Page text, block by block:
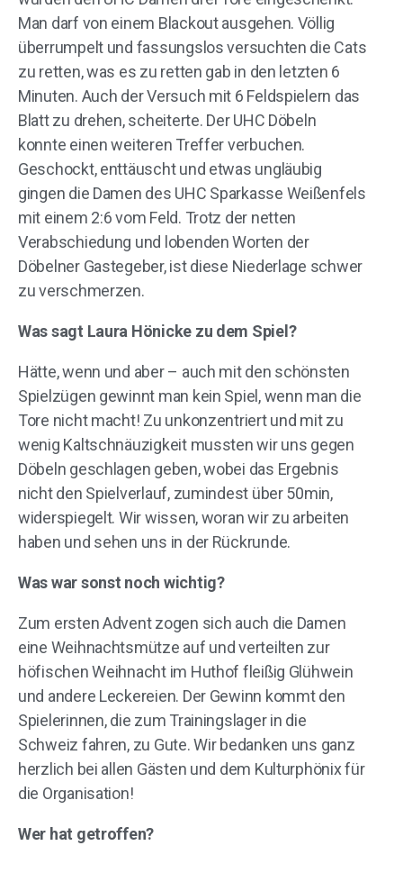
Man darf von einem Blackout ausgehen. Völlig
überrumpelt und fassungslos versuchten die Cats
zu retten, was es zu retten gab in den letzten 6
Minuten. Auch der Versuch mit 6 Feldspielern das
Blatt zu drehen, scheiterte. Der UHC Döbeln
konnte einen weiteren Treffer verbuchen.
Geschockt, enttäuscht und etwas ungläubig
gingen die Damen des UHC Sparkasse Weißenfels
mit einem 2:6 vom Feld. Trotz der netten
Verabschiedung und lobenden Worten der
Döbelner Gastegeber, ist diese Niederlage schwer
zu verschmerzen.
Was sagt Laura Hönicke zu dem Spiel?
Hätte, wenn und aber – auch mit den schönsten
Spielzügen gewinnt man kein Spiel, wenn man die
Tore nicht macht! Zu unkonzentriert und mit zu
wenig Kaltschnäuzigkeit mussten wir uns gegen
Döbeln geschlagen geben, wobei das Ergebnis
nicht den Spielverlauf, zumindest über 50min,
widerspiegelt. Wir wissen, woran wir zu arbeiten
haben und sehen uns in der Rückrunde.
Was war sonst noch wichtig?
Zum ersten Advent zogen sich auch die Damen
eine Weihnachtsmütze auf und verteilten zur
höfischen Weihnacht im Huthof fleißig Glühwein
und andere Leckereien. Der Gewinn kommt den
Spielerinnen, die zum Trainingslager in die
Schweiz fahren, zu Gute. Wir bedanken uns ganz
herzlich bei allen Gästen und dem Kulturphönix für
die Organisation!
Wer hat getroffen?